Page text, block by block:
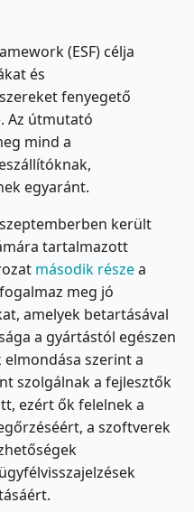
(ESF) célja
és
fenyegető
Az útmutató
mind a
egyaránt.
került
tartalmazott
második részea
meg jó
amelyek betartásával
a gyártástól egészen
elmondása szerint a
szolgálnak a fejlesztők
ezért ők felelnek a
a szoftverek